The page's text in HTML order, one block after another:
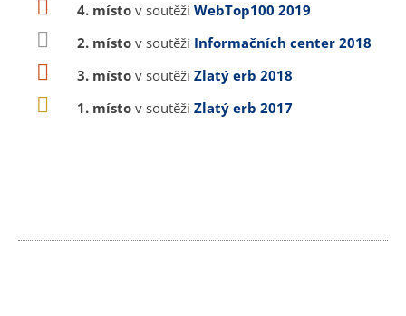
4. místo v soutěži WebTop100 2019
2. místo v soutěži Informačních center 2018
3. místo v soutěži Zlatý erb 2018
1. místo v soutěži Zlatý erb 2017